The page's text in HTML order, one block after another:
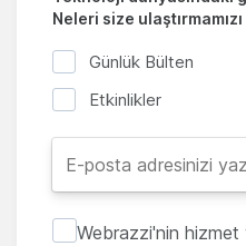
Neleri size
Günlük Bülten
Etkinlikler
Webrazzi'nin hizmet